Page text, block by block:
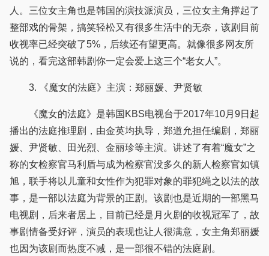
人。三位女主角也是韩国的演技派演员，三位女主角撑起了
整部戏的骨架，搞笑轻松又有很多生活中的无奈，该剧目前
收视率已经突破了5%，后续还有望更高。就像很多网友所
说的，看完这部韩剧你一定会爱上这三个“老女人”。
3. 《魔女的法庭》主演：郑丽媛、尹贤敏
《魔女的法庭》是韩国KBS电视台于2017年10月9日起
播出的法庭推理剧，由金英均执导，郑道允担任编剧，郑丽
媛、尹贤敏、田光烈、金丽珍等主演。讲述了有着“魔女”之
称的女检察官马利盾与成为检察官没多久的新人检察官如镇
旭，联手将以儿童和女性作为犯罪对象的罪犯绳之以法的故
事，是一部以法庭为背景的正剧。该剧也是近期的一部黑马
电视剧，后来者居上，目前已经是月火剧的收视冠军了，故
事剧情备受好评，演员的表现也让人很满意，女主角郑丽媛
也因为该剧而热度不减，是一部很不错的法庭剧。